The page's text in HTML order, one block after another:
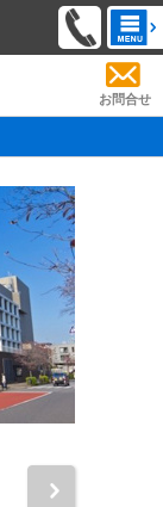
お問合せ